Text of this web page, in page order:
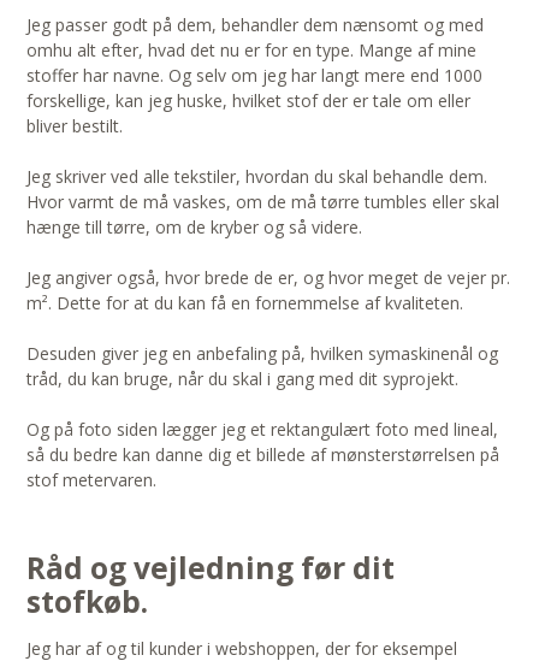
Jeg passer godt på dem, behandler dem nænsomt og med
omhu alt efter, hvad det nu er for en type. Mange af mine
stoffer har navne. Og selv om jeg har langt mere end 1000
forskellige, kan jeg huske, hvilket stof der er tale om eller
bliver bestilt.
Jeg skriver ved alle tekstiler, hvordan du skal behandle dem.
Hvor varmt de må vaskes, om de må tørre tumbles eller skal
hænge till tørre, om de kryber og så videre.
Jeg angiver også, hvor brede de er, og hvor meget de vejer pr.
m². Dette for at du kan få en fornemmelse af kvaliteten.
Desuden giver jeg en anbefaling på, hvilken symaskinenål og
tråd, du kan bruge, når du skal i gang med dit syprojekt.
Og på foto siden lægger jeg et rektangulært foto med lineal,
så du bedre kan danne dig et billede af mønsterstørrelsen på
stof metervaren.
Råd og vejledning før dit
stofkøb.
Jeg har af og til kunder i webshoppen, der for eksempel